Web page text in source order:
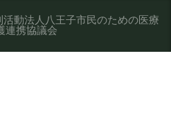
活動法人八王子市民のための医療
連携協議会